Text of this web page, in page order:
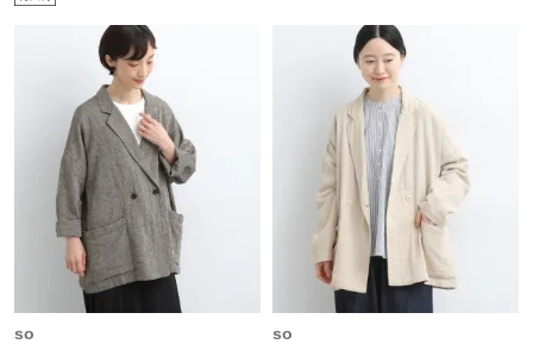
so
so